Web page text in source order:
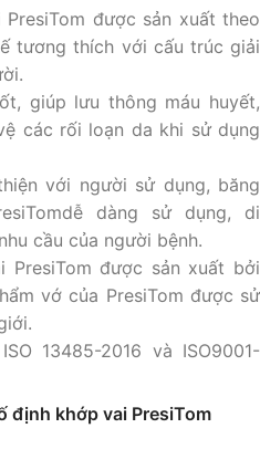
được sản xuất theo
tương thích với cấu trúc giải
giúp lưu thông máu huyết,
các rối loạn da khi sử dụng
với người sử dụng, băng
dàng sử dụng, di
cầu của người bệnh.
PresiTom được sản xuất bởi
vớ của PresiTom được sử
13485-2016 và ISO9001-
định khớp vai PresiTom